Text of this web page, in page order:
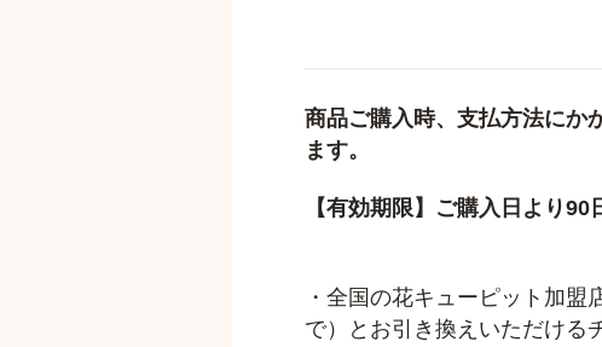
商品ご購入時、支払方法にか
ます。
【有効期限】ご購入日より
・全国の花キューピット加
で）とお引き換えいただける